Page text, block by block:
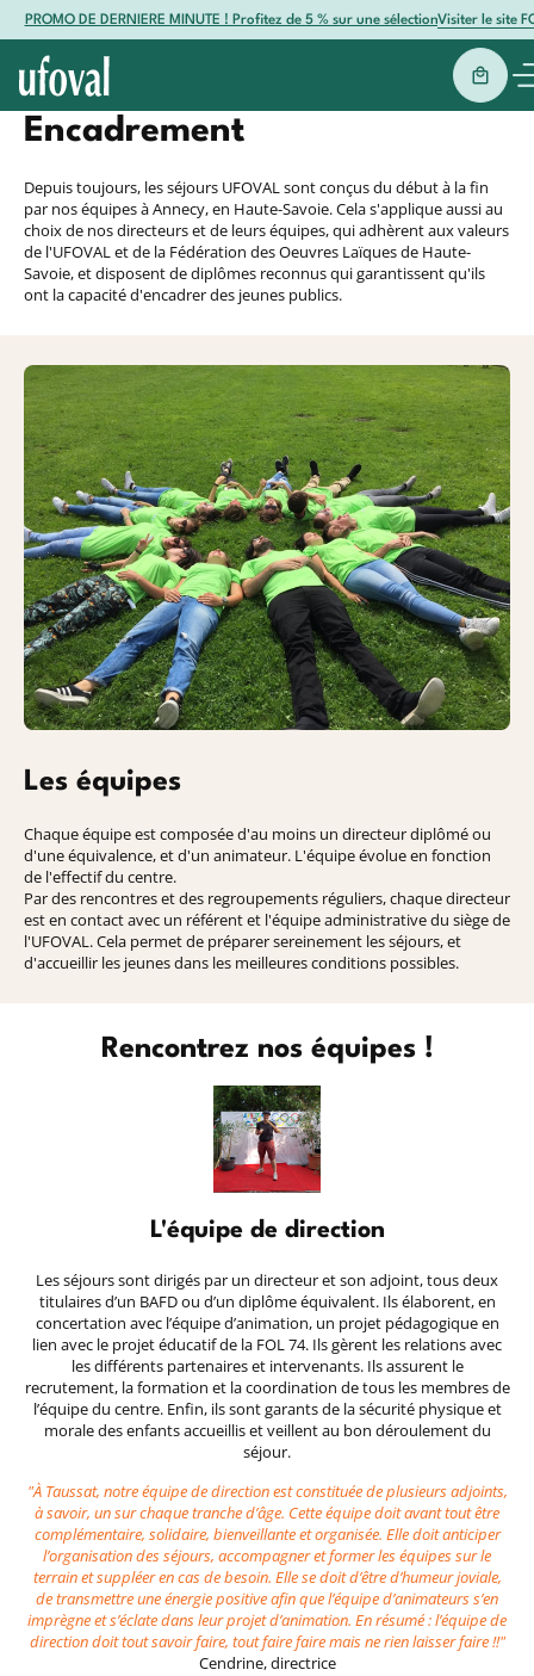
PROMO DE DERNIERE MINUTE ! Profitez de 5 % sur une sélection de séjours
Visiter le site
Partir avec Ufoval
Destinations
Nos centres
Contact
Espace famille
Retour
Séjours par destination
Mer
Océan
Retour
Montagne
Les Puisots
Neig’Alpes
La Métralière
Autrans
Villard-de-Lans
Poisy Lac d'Annecy
L'Isle d'Aulps
Montvauthier
Arêches-Beaufort
Courchevel 1850
Océan
Hendaye
Mornac
Oléron
Castel Landou
Baroudeurs
Encadrement
Depuis toujours, les séjours UFOVAL sont conçus du début à la fin
par nos équipes à Annecy, en Haute-Savoie. Cela s'applique aussi au
choix de nos directeurs et de leurs équipes, qui adhèrent aux valeurs
de l'UFOVAL et de la Fédération des Oeuvres Laïques de Haute-
Savoie, et disposent de diplômes reconnus qui garantissent qu'ils
ont la capacité d'encadrer des jeunes publics.
Les équipes
Chaque équipe est composée d'au moins un directeur diplômé ou
d'une équivalence, et d'un animateur. L'équipe évolue en fonction
de l'effectif du centre.
Par des rencontres et des regroupements réguliers, chaque directeur
est en contact avec un référent et l'équipe administrative du siège de
l'UFOVAL. Cela permet de préparer sereinement les séjours, et
d'accueillir les jeunes dans les meilleures conditions possibles.
Rencontrez nos équipes !
L'équipe de direction
Les séjours sont dirigés par un directeur et son adjoint, tous deux
titulaires d’un BAFD ou d’un diplôme équivalent. Ils élaborent, en
concertation avec l’équipe d’animation, un projet pédagogique en
lien avec le projet éducatif de la FOL 74. Ils gèrent les relations avec
les différents partenaires et intervenants. Ils assurent le
recrutement, la formation et la coordination de tous les membres de
l’équipe du centre. Enfin, ils sont garants de la sécurité physique et
morale des enfants accueillis et veillent au bon déroulement du
séjour.
"À Taussat, notre équipe de direction est constituée de plusieurs adjoints,
à savoir, un sur chaque tranche d’âge. Cette équipe doit avant tout être
complémentaire, solidaire, bienveillante et organisée. Elle doit anticiper
l’organisation des séjours, accompagner et former les équipes sur le
terrain et suppléer en cas de besoin. Elle se doit d’être d’humeur joviale,
de transmettre une énergie positive afin que l’équipe d’animateurs s’en
imprègne et s’éclate dans leur projet d’animation. En résumé : l’équipe de
direction doit tout savoir faire, tout faire faire mais ne rien laisser faire !!"
Cendrine, directrice